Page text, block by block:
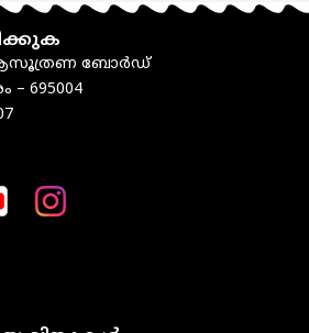
ആസൂത്രണ ബോർഡ്
– 695004